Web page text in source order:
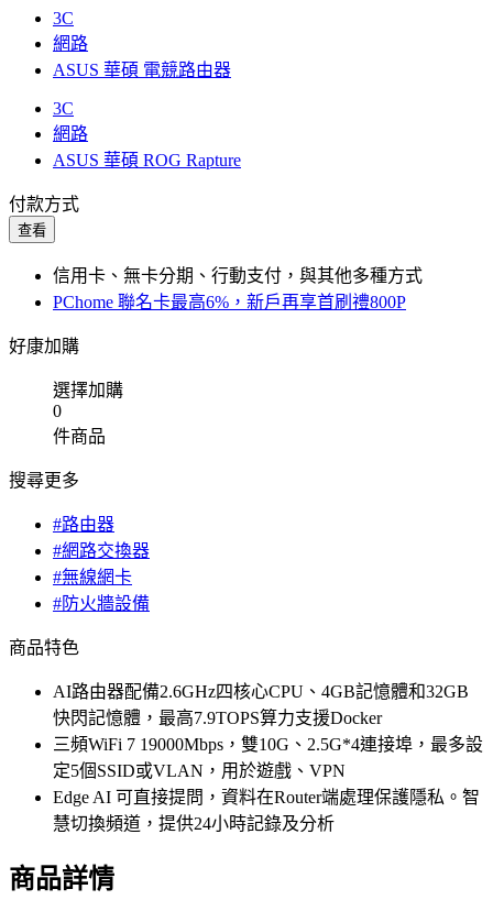
3C
網路
ASUS 華碩 電競路由器
3C
網路
ASUS 華碩 ROG Rapture
付款方式
查看
信用卡、無卡分期、行動支付，與其他多種方式
PChome 聯名卡最高6%，新戶再享首刷禮800P
好康加購
選擇加購
0
件商品
搜尋更多
#路由器
#網路交換器
#無線網卡
#防火牆設備
商品特色
AI路由器配備2.6GHz四核心CPU、4GB記憶體和32GB
快閃記憶體，最高7.9TOPS算力支援Docker
三頻WiFi 7 19000Mbps，雙10G、2.5G*4連接埠，最多設
定5個SSID或VLAN，用於遊戲、VPN
Edge AI 可直接提問，資料在Router端處理保護隱私。智
慧切換頻道，提供24小時記錄及分析
商品詳情